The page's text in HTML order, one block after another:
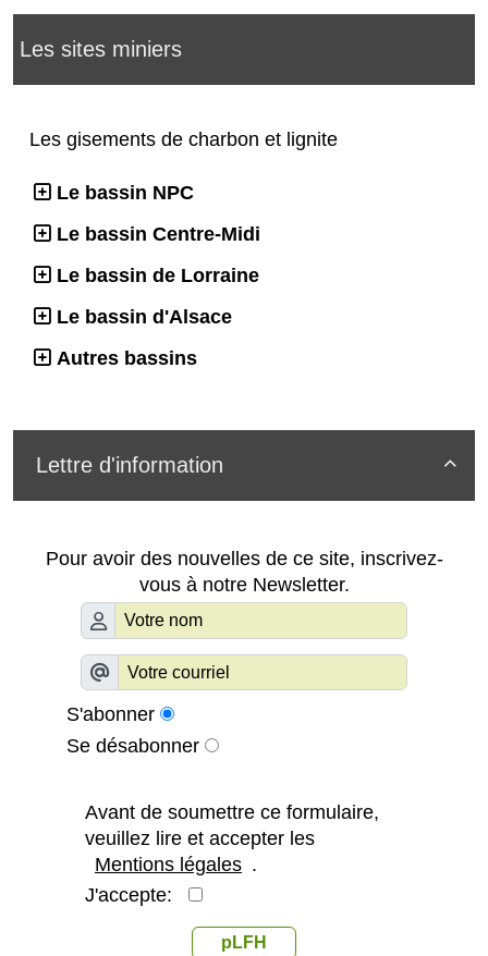
Les sites miniers
Les gisements de charbon et lignite
Le bassin NPC
Le bassin Centre-Midi
Le bassin de Lorraine
Le bassin d'Alsace
Autres bassins

Lettre d'information
Pour avoir des nouvelles de ce site, inscrivez-
vous à notre Newsletter.
S'abonner
Se désabonner
Avant de soumettre ce formulaire,
veuillez lire et accepter les
Mentions légales .
J'accepte:
pLFH